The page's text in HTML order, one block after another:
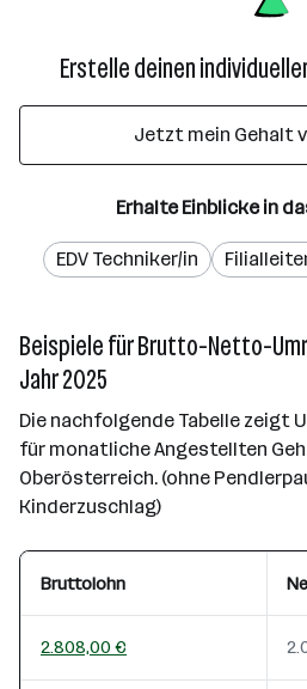
Erstelle deinen
Jetzt mein Gehalt
Erhalte Einblicke in
EDV Techniker/in
Beispiele für Brutto-Netto-
Jahr 2025
Die nachfolgende Tabelle zeigt
für monatliche Angestellten
Oberösterreich. (ohne
Kinderzuschlag)
Bruttolohn
2.808,00 €